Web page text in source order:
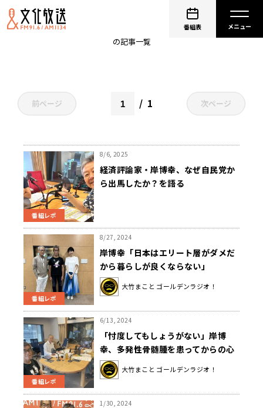
番組表
の記事一覧
前ページ 1 次ページ
番組レポ
8/6, 2025
経済評論家・岸博幸、なぜ自民党か
ら出馬したか？を語る
番組レポ
8/27, 2024
岸博幸「日本はエリート層がダメだ
から暮らしが良くならない」
大竹まこと ゴールデンラジオ！
番組レポ
6/13, 2024
「忖度してもしょうがない」岸博
幸、多発性骨髄腫を患ってからの心
境を語る
大竹まこと ゴールデンラジオ！
1/30, 2024